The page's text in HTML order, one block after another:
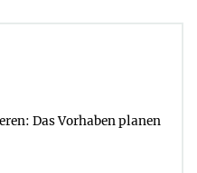
Das Vorhaben planen